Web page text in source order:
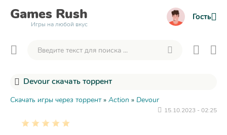
Games Rush
Игры на любой вкус
Гость
Devour скачать торрент
Скачать игры через торрент» Action » Devour
15.10.2023 - 02:25